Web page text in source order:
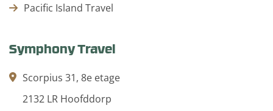
Pacific Island Travel
Symphony Travel
Scorpius 31, 8e etage
2132 LR Hoofddorp